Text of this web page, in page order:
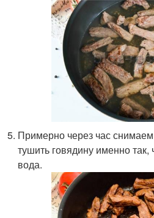
Примерно через час
тушить говядину именно
вода.